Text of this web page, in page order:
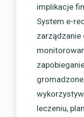
implikacje
System e-
zarządzanie
leczeniu,